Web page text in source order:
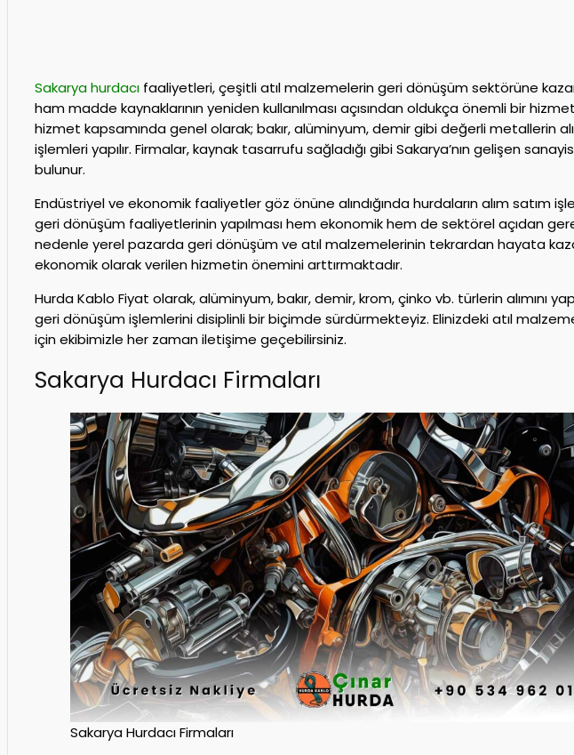
Sakarya hurdacı faaliyetleri, çeşitli atıl malzemelerin geri dönüşüm sektörüne
ham madde kaynaklarının yeniden kullanılması açısından oldukça önemli bir
hizmet kapsamında genel olarak; bakır, alüminyum, demir gibi değerli metallerin
işlemleri yapılır. Firmalar, kaynak tasarrufu sağladığı gibi Sakarya’nın gelişen
bulunur.
Endüstriyel ve ekonomik faaliyetler göz önüne alındığında hurdaların alım satım
geri dönüşüm faaliyetlerinin yapılması hem ekonomik hem de sektörel açıdan
nedenle yerel pazarda geri dönüşüm ve atıl malzemelerinin tekrardan hayata
ekonomik olarak verilen hizmetin önemini arttırmaktadır.
Hurda Kablo Fiyat olarak, alüminyum, bakır, demir, krom, çinko vb. türlerin alımını
geri dönüşüm işlemlerini disiplinli bir biçimde sürdürmekteyiz. Elinizdeki atıl
için ekibimizle her zaman iletişime geçebilirsiniz.
Sakarya Hurdacı Firmaları
Sakarya Hurdacı Firmaları